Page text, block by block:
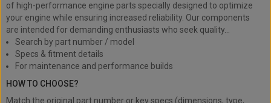
of high-performance engine parts specially designed to optimize
your engine while ensuring increased reliability. Our components
are intended for demanding enthusiasts who seek quality...
Search by part number / model
Specs & fitment details
For maintenance and performance builds
HOW TO CHOOSE?
Match the original part number or key specs (dimensions, type,